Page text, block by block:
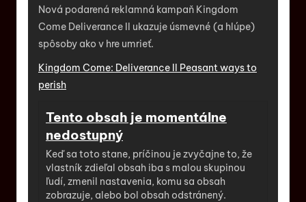
Nová podarená reklamná kampaň Kingdom
Come Deliverance II ukazuje úsmevné (a hlúpe)
spôsoby ako v hre umrieť.
Kingdom Come: Deliverance II Peasant ways to
perish
Tento obsah je momentálne
nedostupný
Keď sa toto stane, príčinou je zvyčajne to, že
vlastník zdieľal obsah iba s malou skupinou
ľudí, zmenil nastavenia, komu sa obsah
zobrazuje, alebo bol obsah odstránený.